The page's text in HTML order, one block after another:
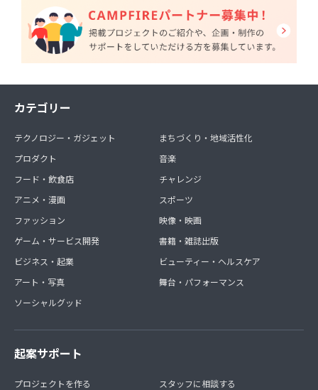
カテゴリー
テクノロジー・ガジェット
プロダクト
フード・飲食店
アニメ・漫画
ファッション
ゲーム・サービス開発
ビジネス・起業
アート・写真
ソーシャルグッド
まちづくり・地域活性化
音楽
チャレンジ
スポーツ
映像・映画
書籍・雑誌出版
ビューティー・ヘルスケア
舞台・パフォーマンス
起案サポート
プロジェクトを作る
スタッフに相談する